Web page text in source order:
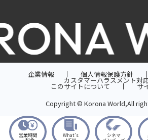
企業情報 個人情報保護方針
カスタマーハラスメント対
このサイトについて
サ
Copyright © Korona World,All
営業時間 What’s シネマ